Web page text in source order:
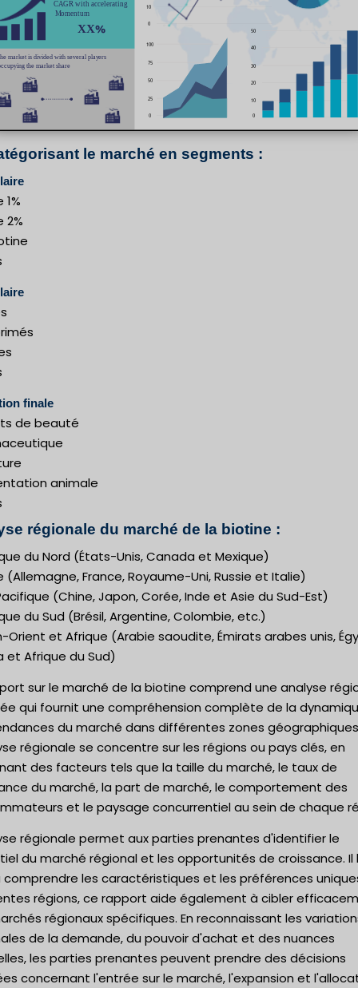
le marché en segments :
2%
finale
de beauté
animale
régionale du marché de la biotine :
du Nord (États-Unis, Canada et Mexique)
(Allemagne, France, Royaume-Uni, Russie et Italie)
(Chine, Japon, Corée, Inde et Asie du Sud-Est)
du Sud (Brésil, Argentine, Colombie, etc.)
Orient et Afrique (Arabie saoudite, Émirats arabes unis,
et Afrique du Sud)
sur le marché de la biotine comprend une analyse
qui fournit une compréhension complète de la
du marché dans différentes zones
régionale se concentre sur les régions ou pays clés, en
des facteurs tels que la taille du marché, le taux de
du marché, la part de marché, le comportement des
et le paysage concurrentiel au sein de chaque
régionale permet aux parties prenantes d'identifier le
du marché régional et les opportunités de croissance. Il
comprendre les caractéristiques et les préférences
régions, ce rapport aide également à cibler
régionaux spécifiques. En reconnaissant les
de la demande, du pouvoir d'achat et des nuances
les parties prenantes peuvent prendre des décisions
concernant l'entrée sur le marché, l'expansion et